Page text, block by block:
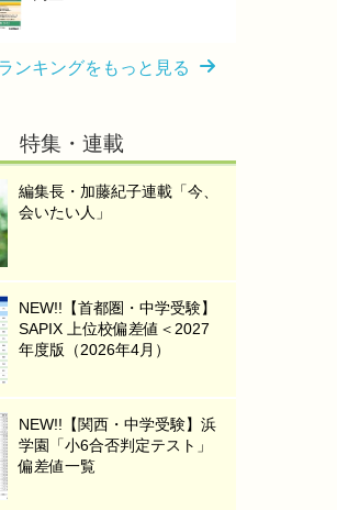
ンキングをもっと見る
特集・連載
編集長・加藤紀子連載「今、
会いたい人」
NEW!!【首都圏・中学受験】
SAPIX 上位校偏差値＜2027
年度版（2026年4月）
NEW!!【関西・中学受験】浜
学園「小6合否判定テスト」
偏差値一覧